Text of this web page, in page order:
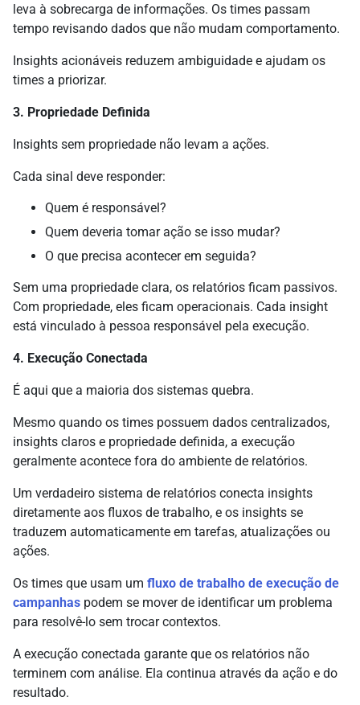
leva à sobrecarga de informações. Os times passam
tempo revisando dados que não mudam comportamento.
Insights acionáveis reduzem ambiguidade e ajudam os
times a priorizar.
3. Propriedade Definida
Insights sem propriedade não levam a ações.
Cada sinal deve responder:
Quem é responsável?
Quem deveria tomar ação se isso mudar?
O que precisa acontecer em seguida?
Sem uma propriedade clara, os relatórios ficam passivos.
Com propriedade, eles ficam operacionais. Cada insight
está vinculado à pessoa responsável pela execução.
4. Execução Conectada
É aqui que a maioria dos sistemas quebra.
Mesmo quando os times possuem dados centralizados,
insights claros e propriedade definida, a execução
geralmente acontece fora do ambiente de relatórios.
Um verdadeiro sistema de relatórios conecta insights
diretamente aos fluxos de trabalho, e os insights se
traduzem automaticamente em tarefas, atualizações ou
ações.
Os times que usam um fluxo de trabalho de execução de
campanhas podem se mover de identificar um problema
para resolvê-lo sem trocar contextos.
A execução conectada garante que os relatórios não
terminem com análise. Ela continua através da ação e do
resultado.